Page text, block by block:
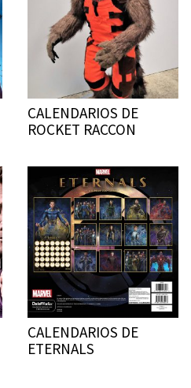
CALENDARIOS DE
ROCKET RACCON
CALENDARIOS DE
ETERNALS